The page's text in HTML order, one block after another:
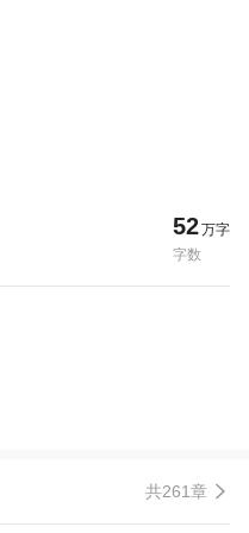
52万字
字数
共261章